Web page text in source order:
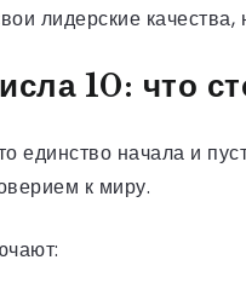
лидерские качества,
10: что
единство начала и
к миру.